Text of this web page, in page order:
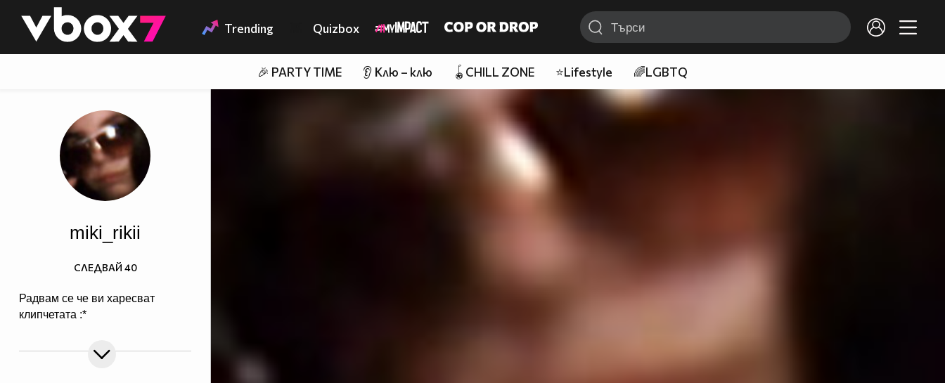
👾 Trending Quizbox
🎉 PARTY TIME 👂 Клю – клю 🪀CHILL ZONE ⭐Lifestyle 🌈LGBTQ
miki_rikii
Радвам се че ви харесват
клипчетата :*
СЛЕДВАЙ 40